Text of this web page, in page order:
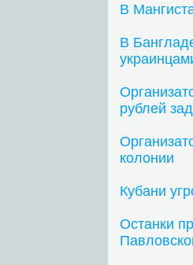
В
В
рублей
колонии
Кубани
Останки